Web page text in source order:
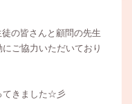
の皆さんと顧問の先生
ご協力いただいており
てきました☆彡